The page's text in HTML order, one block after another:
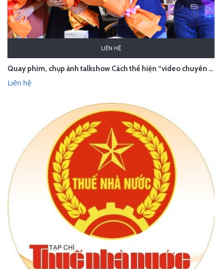
LIÊN HỆ
Quay phim, chụp ảnh talkshow Cách thể hiện “video chuyên gia”
Liên hệ